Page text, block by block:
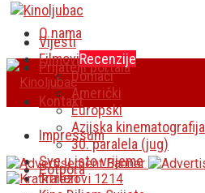
O nama
Prijatelji portala
Kontakt
Impressum
Potpora
Vijesti
FilmoviRecenzije
Domaći
Američki
Europski
Azijska kinematografija
30. paralela (jug)
Sve u isto vrijeme
Traileri